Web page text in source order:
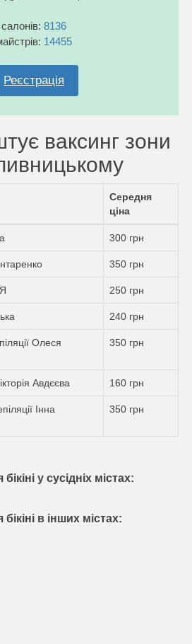
салонів: 8136
14455
Реєстрація
ваксинг зони
Середня
ціна
300 грн
350 грн
250 грн
240 грн
Олеся
350 грн
Авдєєва 160 грн
Інна
350 грн
у сусідніх містах:
в інших містах: